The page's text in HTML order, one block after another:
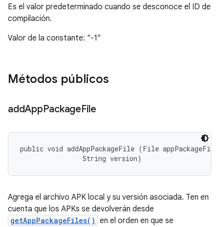
Es el valor predeterminado cuando se desconoce el ID de
compilación.
Valor de la constante: "-1"
Métodos públicos
addAppPackageFile
public void addAppPackageFile (File
                String version)
Agrega el archivo APK local y su versión asociada. Ten en
cuenta que los APKs se devolverán desde
getAppPackageFiles() en el orden en que se